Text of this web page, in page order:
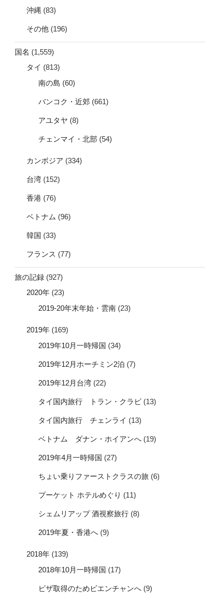
沖縄 (83)
その他 (196)
国名 (1,559)
タイ (813)
南の島 (60)
バンコク・近郊 (661)
アユタヤ (8)
チェンマイ・北部 (54)
カンボジア (334)
台湾 (152)
香港 (76)
ベトナム (96)
韓国 (33)
フランス (77)
旅の記録 (927)
2020年 (23)
2019-20年末年始・雲南 (23)
2019年 (169)
2019年10月一時帰国 (34)
2019年12月ホーチミン2泊 (7)
2019年12月台湾 (22)
タイ国内旅行 トラン・クラビ (13)
タイ国内旅行 チェンライ (13)
ベトナム ダナン・ホイアンへ (19)
2019年4月一時帰国 (27)
ちょい乗りファーストクラスの旅 (6)
プーケット ホテルめぐり (11)
シェムリアップ 酒視察旅行 (8)
2019年夏・香港へ (9)
2018年 (139)
2018年10月一時帰国 (17)
ビザ取得のためビエンチャンへ (9)